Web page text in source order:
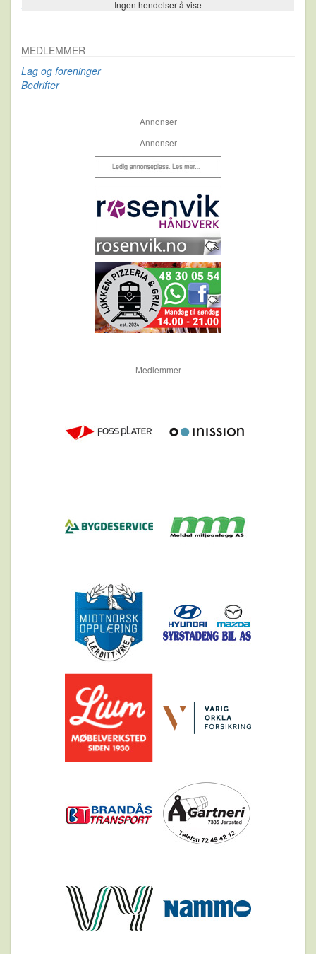
Ingen hendelser å vise
Se flere…
MEDLEMMER
Lag og foreninger
Bedrifter
Annonser
Annonser
Medlemmer